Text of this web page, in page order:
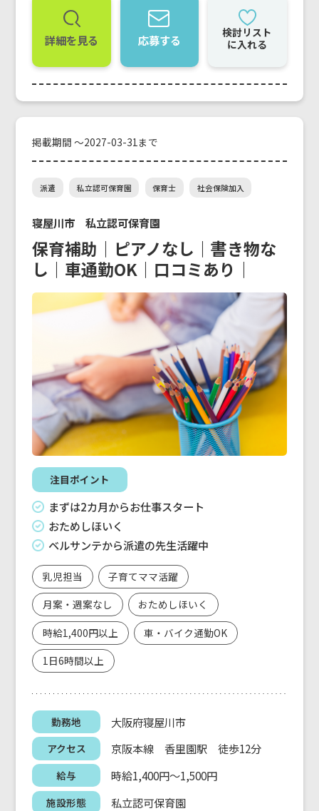
詳細を見る 応募する
検討リスト
に入れる
掲載期間 ～2027-03-31まで
派遣 私立認可保育園 保育士 社会保険加入
寝屋川市 私立認可保育園
保育補助｜ピアノなし｜書き物な
し｜車通勤OK｜口コミあり｜
注目ポイント
まずは2カ月からお仕事スタート
おためしほいく
ベルサンテから派遣の先生活躍中
乳児担当
子育てママ活躍
月案・週案なし
おためしほいく
時給1,400円以上
車・バイク通勤OK
1日6時間以上
勤務地 大阪府寝屋川市
アクセス 京阪本線 香里園駅 徒歩12分
給与 時給1,400円～1,500円
施設形態 私立認可保育園